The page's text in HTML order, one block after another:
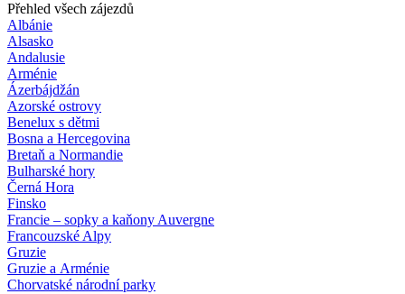
Přehled všech zájezdů
Albánie
Alsasko
Andalusie
Arménie
Ázerbájdžán
Azorské ostrovy
Benelux s dětmi
Bosna a Hercegovina
Bretaň a Normandie
Bulharské hory
Černá Hora
Finsko
Francie – sopky a kaňony Auvergne
Francouzské Alpy
Gruzie
Gruzie a Arménie
Chorvatské národní parky